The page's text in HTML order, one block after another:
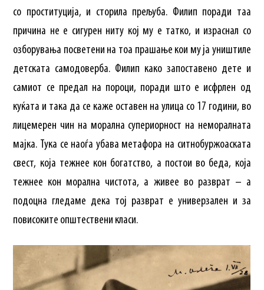
со проституција, и сторила прељуба. Филип поради таа
причина не е сигурен ниту кој му е татко, и израснал со
озборувања посветени на тоа прашање кои му ја уништиле
детската самодоверба. Филип како запоставено дете и
самиот се предал на пороци, поради што е исфрлен од
куќата и така да се каже оставен на улица со 17 години, во
лицемерен чин на морална супериорност на неморалната
мајка. Тука се наоѓа убава метафора на ситнобуржоаската
свест, која тежнее кон богатство, а постои во беда, која
тежнее кон морална чистота, а живее во разврат – а
подоцна гледаме дека тој разврат е универзален и за
повисоките општествени класи.